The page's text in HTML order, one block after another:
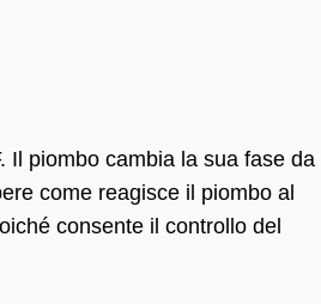
Il piombo cambia la sua fase da
come reagisce il piombo al
consente il controllo del